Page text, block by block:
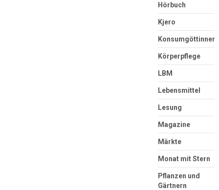
Hörbuch
Kjero
Konsumgöttinnen
Körperpflege
LBM
Lebensmittel
Lesung
Magazine
Märkte
Monat mit Stern
Pflanzen und
Gärtnern